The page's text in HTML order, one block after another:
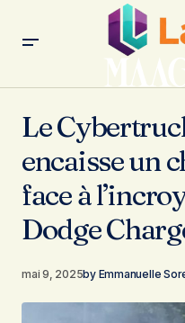
l’incroyable échec de la
Le
encaisse un
face à
Dodge
mai 9, 2025by Emmanuelle